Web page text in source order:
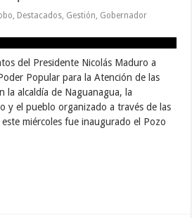
Destacados Gestión Gobernador
del Presidente Nicolás Maduro a
Popular para la Atención de las
la alcaldía de Naguanagua, la
y el pueblo organizado a través de las
este miércoles fue inaugurado el Pozo